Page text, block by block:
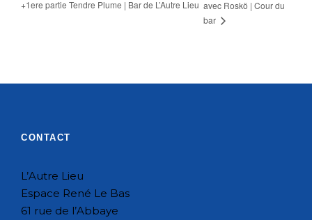
+1ere partie Tendre Plume | Bar de L’Autre Lieu avec Roskö | Cour du
bar
CONTACT
L’Autre Lieu
Espace René Le Bas
61 rue de l’Abbaye